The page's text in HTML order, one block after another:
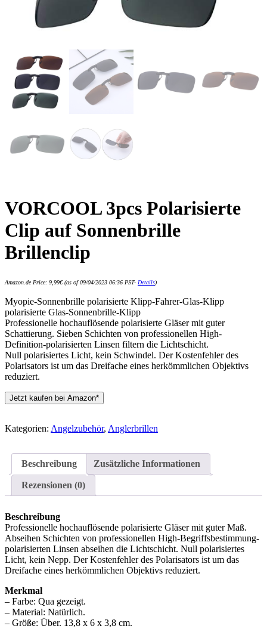
VORCOOL 3pcs Polarisierte
Clip auf Sonnenbrille
Brillenclip
Amazon.de Price: 9,99€(as of 09/04/2023 06:36 PST- Details)
Myopie-Sonnenbrille polarisierte Klipp-Fahrer-Glas-Klipp
polarisierte Glas-Sonnenbrille-Klipp
Professionelle hochauflösende polarisierte Gläser mit guter
Schattierung. Sieben Schichten von professionellen High-
Definition-polarisierten Linsen filtern die Lichtschicht.
Null polarisiertes Licht, kein Schwindel. Der Kostenfehler des
Polarisators ist um das Dreifache eines herkömmlichen Objektivs
reduziert.
Jetzt kaufen bei Amazon*
Kategorien: Angelzubehör, Anglerbrillen
Beschreibung Zusätzliche Informationen
Rezensionen (0)
Beschreibung
Professionelle hochauflösende polarisierte Gläser mit guter Maß.
Abseihen Schichten von professionellen High-Begriffsbestimmung-
polarisierten Linsen abseihen die Lichtschicht. Null polarisiertes
Licht, kein Nepp. Der Kostenfehler des Polarisators ist um das
Dreifache eines herkömmlichen Objektivs reduziert.
Merkmal
– Farbe: Qua gezeigt.
– Material: Natürlich.
– Größe: Über. 13,8 x 6 x 3,8 cm.